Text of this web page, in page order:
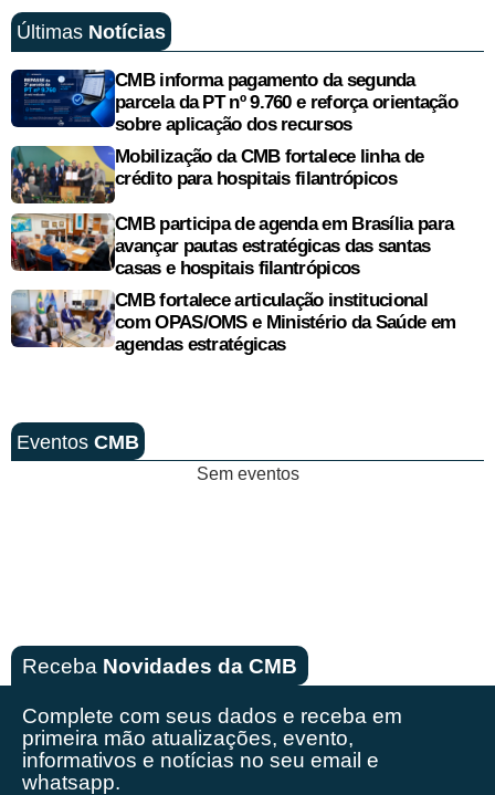
Últimas Notícias
CMB informa pagamento da segunda
parcela da PT nº 9.760 e reforça orientação
sobre aplicação dos recursos
Mobilização da CMB fortalece linha de
crédito para hospitais filantrópicos
CMB participa de agenda em Brasília para
avançar pautas estratégicas das santas
casas e hospitais filantrópicos
CMB fortalece articulação institucional
com OPAS/OMS e Ministério da Saúde em
agendas estratégicas
Eventos CMB
Sem eventos
Receba Novidades da CMB
Complete com seus dados e receba em
primeira mão atualizações, evento,
informativos e notícias no seu email e
whatsapp.